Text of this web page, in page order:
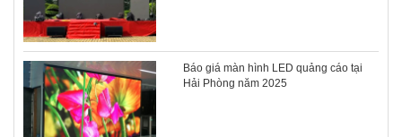
Báo giá màn hình LED quảng cáo tại
Hải Phòng năm 2025